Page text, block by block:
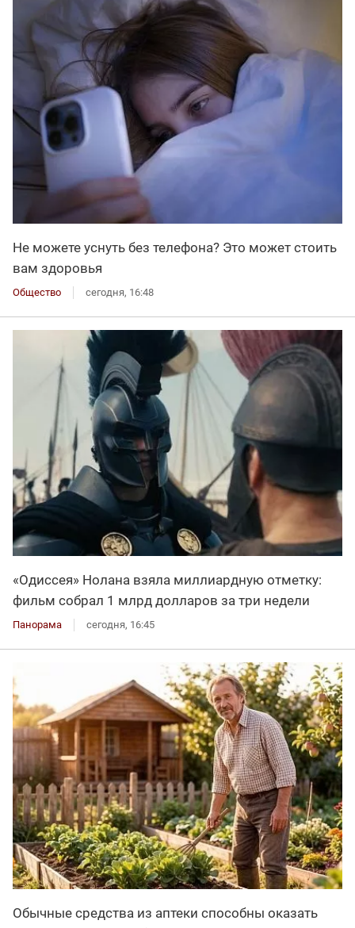
Не можете уснуть без телефона? Это может стоить
вам здоровья
Общество сегодня, 16:48
«Одиссея» Нолана взяла миллиардную отметку:
фильм собрал 1 млрд долларов за три недели
Панорама сегодня, 16:45
Обычные средства из аптеки способны оказать